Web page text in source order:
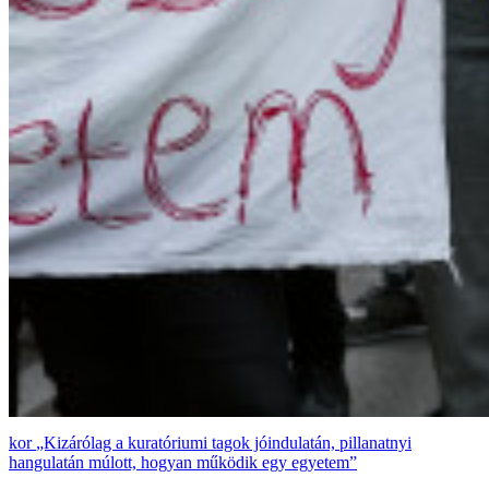
„Kizárólag a kuratóriumi tagok jóindulatán, pillanatnyi
hangulatán múlott, hogyan működik egy egyetem”